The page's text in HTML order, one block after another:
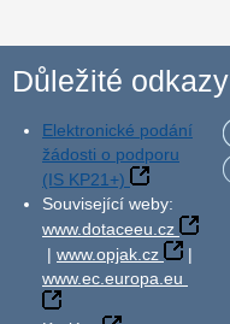
Důležité odkazy
Elektronické podání
žádosti o podporu
(IS KP21+)
Související weby:
www.dotaceeu.cz
| www.opjak.cz
|
www.ec.europa.eu